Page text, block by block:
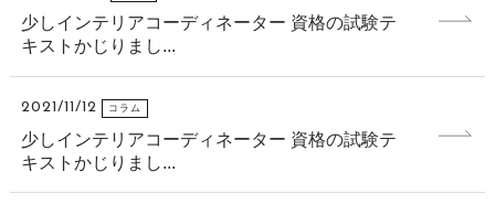
少しインテリアコーディネーター 資格の試験テ
キストかじりまし...
2021/11/12 コラム
少しインテリアコーディネーター 資格の試験テ
キストかじりまし...